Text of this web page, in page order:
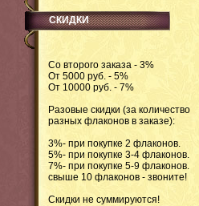
СКИДКИ
Со второго заказа - 3%
От 5000 руб. - 5%
От 10000 руб. - 7%
Разовые скидки (за количество
разных флаконов в заказе):
3%- при покупке 2 флаконов.
5%- при покупке 3-4 флаконов.
7%- при покупке 5-9 флаконов.
свыше 10 флаконов - звоните!
Скидки не суммируются!